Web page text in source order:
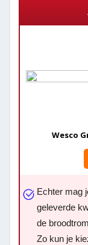
Wesco
Echter mag
geleverde
de
Zo kun je